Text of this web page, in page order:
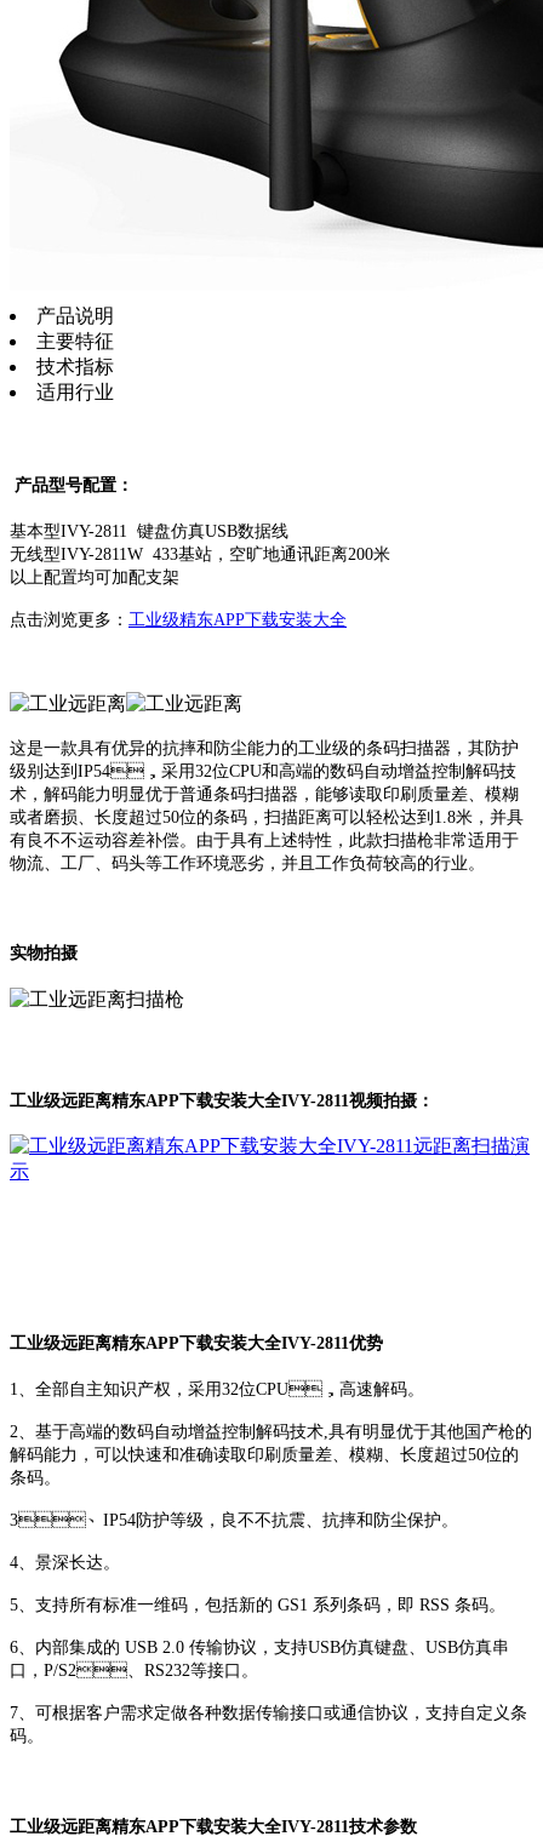
产品说明
主要特征
技术指标
适用行业
产品型号配置：
基本型IVY-2811 键盘仿真USB数据线
无线型IVY-2811W 433基站，空旷地通讯距离200米
以上配置均可加配支架
点击浏览更多： 工业级精东APP下载安装大全
这是一款具有优异的抗摔和防尘能力的工业级的条码扫描器，其防护
级别达到IP54，采用32位CPU和高端的数码自动增益控制解码技
术，解码能力明显优于普通条码扫描器，能够读取印刷质量差、模糊
或者磨损、长度超过50位的条码，扫描距离可以轻松达到1.8米，并具
有良不不运动容差补偿。由于具有上述特性，此款扫描枪非常适用于
物流、工厂、码头等工作环境恶劣，并且工作负荷较高的行业。
实物拍摄
工业级远距离精东APP下载安装大全IVY-2811视频拍摄：
工业级远距离精东APP下载安装大全IVY-2811优势
1、全部自主知识产权，采用32位CPU，高速解码。
2、基于高端的数码自动增益控制解码技术,具有明显优于其他国产枪的
解码能力，可以快速和准确读取印刷质量差、模糊、长度超过50位的
条码。
3、IP54防护等级，良不不抗震、抗摔和防尘保护。
4、景深长达。
5、支持所有标准一维码，包括新的 GS1 系列条码，即 RSS 条码。
6、内部集成的 USB 2.0 传输协议，支持USB仿真键盘、USB仿真串
口，P/S2、RS232等接口。
7、可根据客户需求定做各种数据传输接口或通信协议，支持自定义条
码。
工业级远距离精东APP下载安装大全IVY-2811技术参数